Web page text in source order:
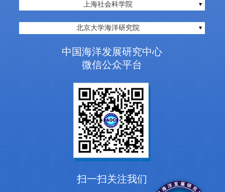
上海社会科学院
北京大学海洋研究院
中国海洋发展研究中心
微信公众平台
扫一扫关注我们